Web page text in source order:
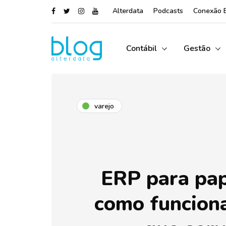
Alterdata Podcasts Conexão
Contábil Gestão
varejo
ERP para
como